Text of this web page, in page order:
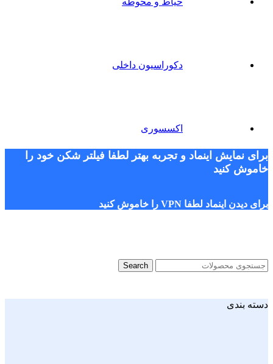
دکوراسیون داخلی
اکسسوری
برای نمایش اینماد و تجربه بهتر لطفا فیلتر شکن خود را
خاموش کنید
برای دیدن اینماد لطفا VPN را خاموش کنید
Search
دسته بندی